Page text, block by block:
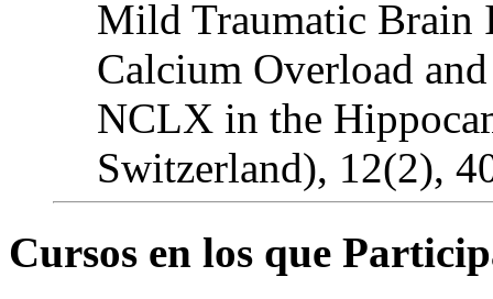
Mild Traumatic Brain
Calcium Overload
NCLX in the
Switzerland), 12(2),
Cursos en los que